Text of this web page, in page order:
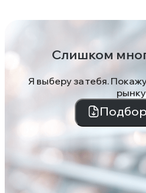
Слишком
Я выберу за тебя.